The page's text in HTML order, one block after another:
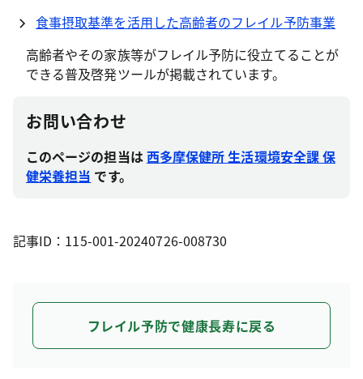
食事摂取基準を活用した高齢者のフレイル予防事業
高齢者やその家族等がフレイル予防に役立てることが
できる普及啓発ツールが掲載されています。
お問い合わせ
このページの担当は西多摩保健所 生活環境安全課 保
健栄養担当 です。
記事ID：115-001-20240726-008730
フレイル予防で健康長寿に戻る